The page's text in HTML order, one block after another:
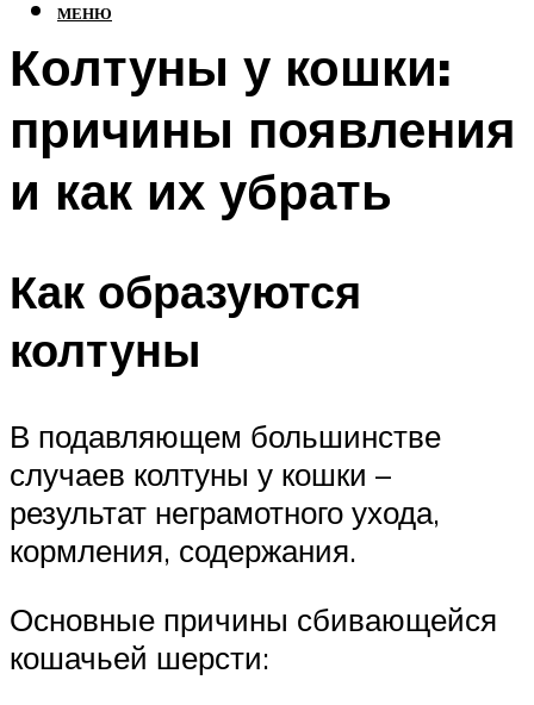
МЕНЮ
Колтуны у кошки:
причины появления
и как их убрать
Как образуются
колтуны
В подавляющем большинстве
случаев колтуны у кошки –
результат неграмотного ухода,
кормления, содержания.
Основные причины сбивающейся
кошачьей шерсти: